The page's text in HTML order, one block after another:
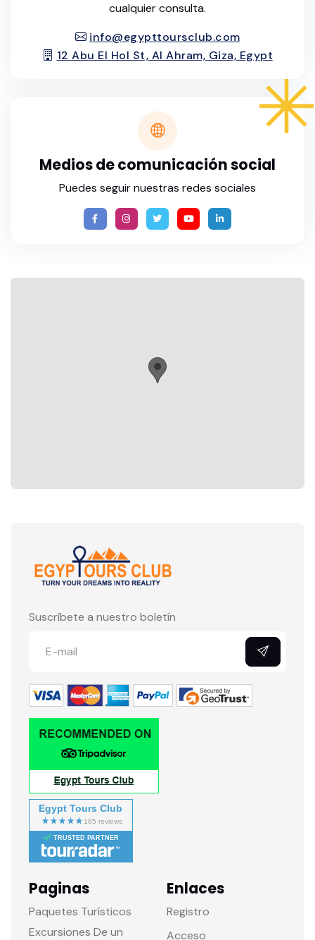
cualquier consulta.
info@egypttoursclub.com
12 Abu El Hol St, Al Ahram, Giza, Egypt
Medios de comunicación social
Puedes seguir nuestras redes sociales
Suscríbete a nuestro boletín
Egypt Tours Club
TRUSTED PARTNER
Paginas
Paquetes Turísticos
Excursiones De un
Enlaces
Registro
Acceso